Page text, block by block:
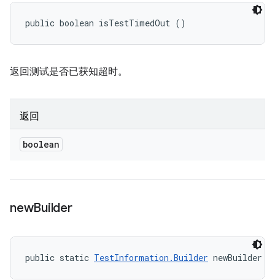
public boolean isTestTimedOut ()
返回测试是否已获知超时。
返回
boolean
newBuilder
public static TestInformation.Builder newBuilder